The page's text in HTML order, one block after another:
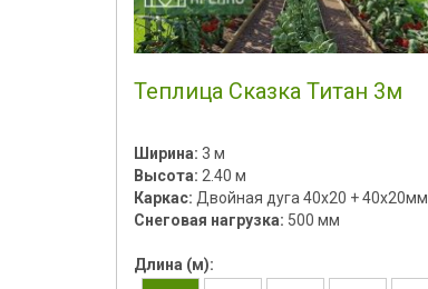
Теплица Сказка Титан 3м
Ширина:3 м
Высота:2.40 м
Каркас:Двойная дуга 40x20 + 40х20мм
Снеговая нагрузка: 500 мм
Длина (м):